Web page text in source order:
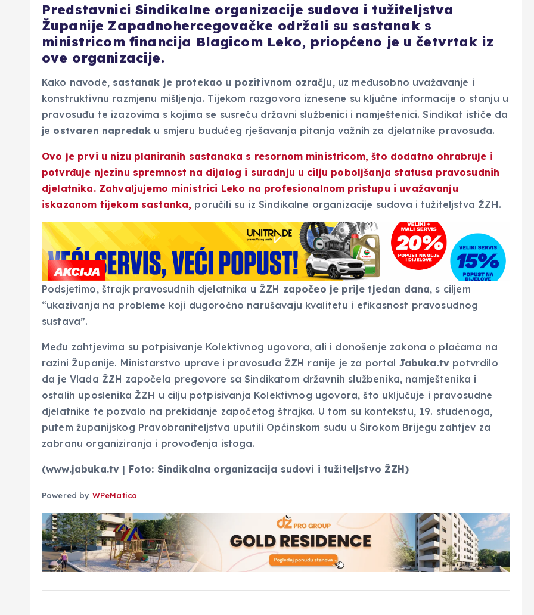
Predstavnici Sindikalne organizacije sudova i tužiteljstva
Županije Zapadnohercegovačke održali su sastanak s
ministricom financija Blagicom Leko, priopćeno je u četvrtak iz
ove organizacije.
Kako navode, sastanak je protekao u pozitivnom ozračju, uz međusobno uvažavanje i
konstruktivnu razmjenu mišljenja. Tijekom razgovora iznesene su ključne informacije o stanju u
pravosuđu te izazovima s kojima se susreću državni službenici i namještenici. Sindikat ističe da
je ostvaren napredak u smjeru budućeg rješavanja pitanja važnih za djelatnike pravosuđa.
Ovo je prvi u nizu planiranih sastanaka s resornom ministricom, što dodatno ohrabruje i
potvrđuje njezinu spremnost na dijalog i suradnju u cilju poboljšanja statusa pravosudnih
djelatnika. Zahvaljujemo ministrici Leko na profesionalnom pristupu i uvažavanju
iskazanom tijekom sastanka, poručili su iz Sindikalne organizacije sudova i tužiteljstva ŽZH.
Podsjetimo, štrajk pravosudnih djelatnika u ŽZH započeo je prije tjedan dana, s ciljem
“ukazivanja na probleme koji dugoročno narušavaju kvalitetu i efikasnost pravosudnog
sustava”.
Među zahtjevima su potpisivanje Kolektivnog ugovora, ali i donošenje zakona o plaćama na
razini Županije. Ministarstvo uprave i pravosuđa ŽZH ranije je za portal Jabuka.tv potvrdilo
da je Vlada ŽZH započela pregovore sa Sindikatom državnih službenika, namještenika i
ostalih uposlenika ŽZH u cilju potpisivanja Kolektivnog ugovora, što uključuje i pravosudne
djelatnike te pozvalo na prekidanje započetog štrajka. U tom su kontekstu, 19. studenoga,
putem županijskog Pravobraniteljstva uputili Općinskom sudu u Širokom Brijegu zahtjev za
zabranu organiziranja i provođenja istoga.
(www.jabuka.tv | Foto: Sindikalna organizacija sudovi i tužiteljstvo ŽZH)
N
a
v
Powered by WPeMatico